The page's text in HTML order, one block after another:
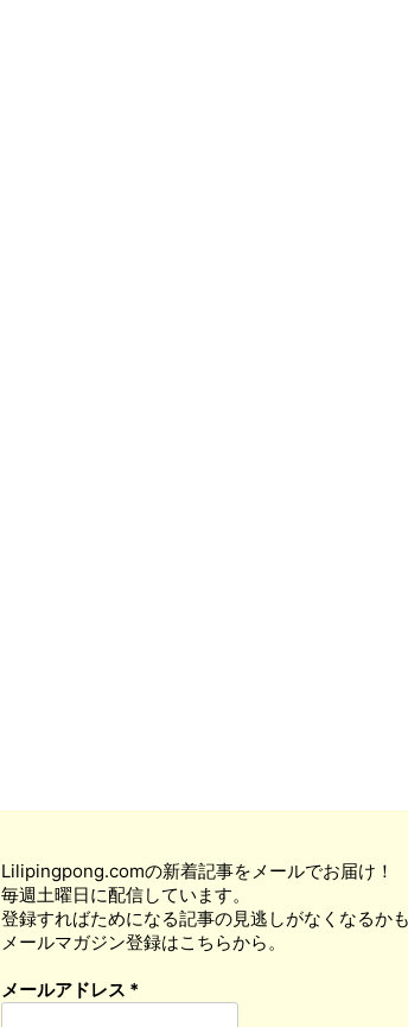
Lilipingpong.comの新着記事をメールでお届け！
毎週土曜日に配信しています。
登録すればためになる記事の見逃しがなくなるか
メールマガジン登録はこちらから。
メールアドレス *